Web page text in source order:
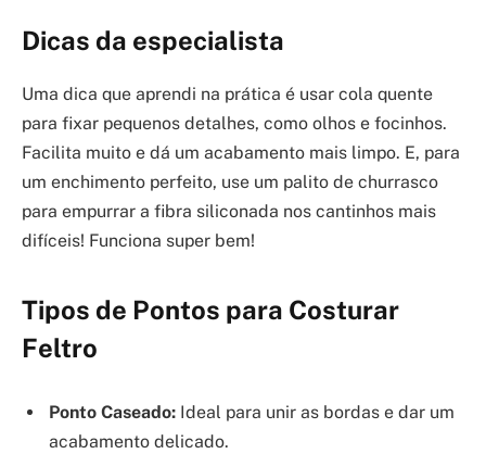
Dicas da especialista
Uma dica que aprendi na prática é usar cola quente
para fixar pequenos detalhes, como olhos e focinhos.
Facilita muito e dá um acabamento mais limpo. E, para
um enchimento perfeito, use um palito de churrasco
para empurrar a fibra siliconada nos cantinhos mais
difíceis! Funciona super bem!
Tipos de Pontos para Costurar
Feltro
Ponto Caseado: Ideal para unir as bordas e dar um
acabamento delicado.